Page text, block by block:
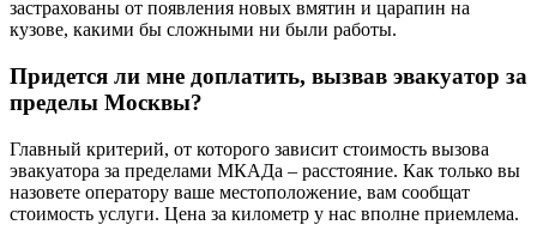
застрахованы от появления новых вмятин и царапин на
кузове, какими бы сложными ни были работы.
Придется ли мне доплатить, вызвав эвакуатор за
пределы Москвы?
Главный критерий, от которого зависит стоимость вызова
эвакуатора за пределами МКАДа – расстояние. Как только вы
назовете оператору ваше местоположение, вам сообщат
стоимость услуги. Цена за километр у нас вполне приемлема.